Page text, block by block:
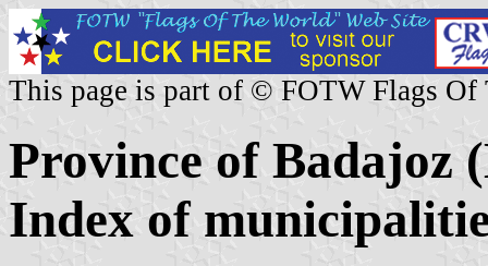
This page is part of © FOTW Flags Of
Province of Badajoz
Index of